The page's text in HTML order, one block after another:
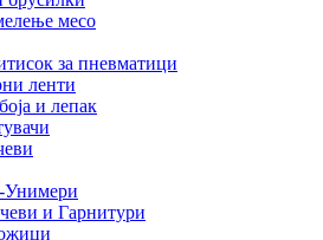
месо
за пневматици
ленти
и лепак
Унимери
и Гарнитури